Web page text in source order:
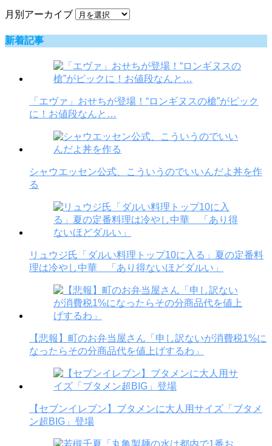
月別アーカイブ
新着記事
「エヴァ」おせちが登場！“ロンギヌスの槍”がピック
に！お値段なんと…
シャウエッセン公式、こういうのでいいんだよ丼を作
る
リュウジ氏「ダルい料理トップ10に入る」夏の定番料
理は冷やし中華 「あり得ないほどダルい」
【悲報】町のお弁当屋さん「申し訳ないが消費税1%に
なったらその分商品代を値上げするわ」
【セブンイレブン】ブタメンに大人用サイズ「ブタメ
ン超BIG」登場